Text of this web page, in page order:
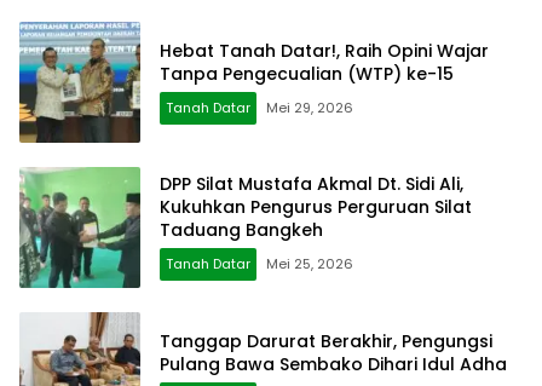
Hebat Tanah Datar!, Raih Opini Wajar
Tanpa Pengecualian (WTP) ke-15
Tanah Datar Mei 29, 2026
DPP Silat Mustafa Akmal Dt. Sidi Ali,
Kukuhkan Pengurus Perguruan Silat
Taduang Bangkeh
Tanah Datar Mei 25, 2026
Tanggap Darurat Berakhir, Pengungsi
Pulang Bawa Sembako Dihari Idul Adha